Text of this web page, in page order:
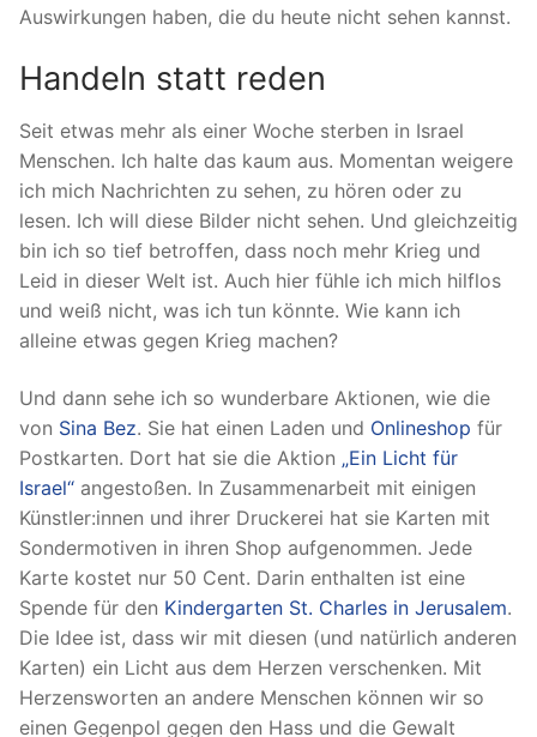
Auswirkungen haben, die du heute nicht sehen kannst.
Handeln statt reden
Seit etwas mehr als einer Woche sterben in Israel
Menschen. Ich halte das kaum aus. Momentan weigere
ich mich Nachrichten zu sehen, zu hören oder zu
lesen. Ich will diese Bilder nicht sehen. Und gleichzeitig
bin ich so tief betroffen, dass noch mehr Krieg und
Leid in dieser Welt ist. Auch hier fühle ich mich hilflos
und weiß nicht, was ich tun könnte. Wie kann ich
alleine etwas gegen Krieg machen?
Und dann sehe ich so wunderbare Aktionen, wie die
von Sina Bez. Sie hat einen Laden und Onlineshop für
Postkarten. Dort hat sie die Aktion „Ein Licht für
Israel“ angestoßen. In Zusammenarbeit mit einigen
Künstler:innen und ihrer Druckerei hat sie Karten mit
Sondermotiven in ihren Shop aufgenommen. Jede
Karte kostet nur 50 Cent. Darin enthalten ist eine
Spende für den Kindergarten St. Charles in Jerusalem.
Die Idee ist, dass wir mit diesen (und natürlich anderen
Karten) ein Licht aus dem Herzen verschenken. Mit
Herzensworten an andere Menschen können wir so
einen Gegenpol gegen den Hass und die Gewalt